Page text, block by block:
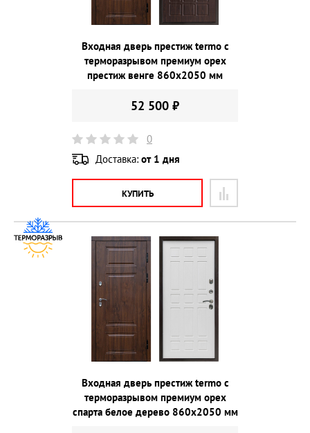
Входная дверь престиж termo с
терморазрывом премиум орех
престиж венге 860х2050 мм
52 500 ₽
0
Доставка: от 1 дня
КУПИТЬ
Входная дверь престиж termo с
терморазрывом премиум орех
спарта белое дерево 860х2050 мм